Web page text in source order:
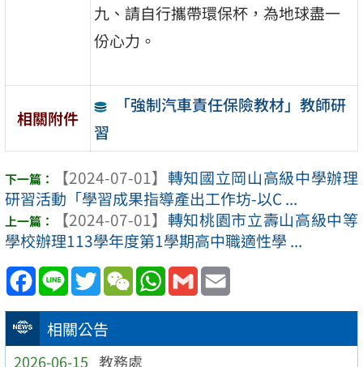
相關公告
2026-06-15 教務處
九、請自行攜帶環保杯，為地球盡一
份心力。
相關附件
「強制汽車責任保險教材」教師研
習
【2024-07-01】 轉知國立岡山高級中學辦理
研習活動「學習成果指導產出工作坊-以C ...
【2024-07-01】 轉知桃園市立壽山高級中等
學校辦理113學年度第1學期高中職適性學 ...
Facebook
Line TwitterWeChatWhatsApp
Gmail